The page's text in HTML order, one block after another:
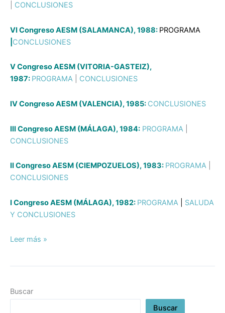
CONCLUSIONES
VI Congreso AESM (SALAMANCA),1988: PROGRAMA
CONCLUSIONES
V Congreso AESM (VITORIA-GASTEIZ),
1987: PROGRAMA CONCLUSIONES
IV Congreso AESM (VALENCIA), 1985: CONCLUSIONES
III Congreso AESM (MÁLAGA), 1984: PROGRAMA
CONCLUSIONES
II Congreso AESM (CIEMPOZUELOS), 1983: PROGRAMA
CONCLUSIONES
I Congreso AESM (MÁLAGA), 1982: PROGRAMA
SALUDA
Y CONCLUSIONES
Leer más »
Buscar
Buscar